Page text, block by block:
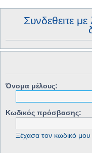
Συνδεθειτε
Όνομα μέλους:
Κωδικός πρόσβασης:
Ξέχασα τον κωδικό μου